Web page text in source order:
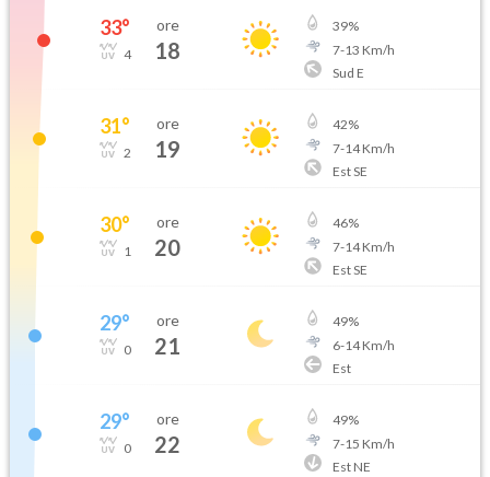
33°
4
ore
18
39%
7-13 Km/h
Sud E
31°
2
ore
19
42%
7-14Km/h
Est SE
30°
1
ore
20
46%
7-14Km/h
Est SE
29°
0
ore
21
49%
6-14Km/h
Est
29°
0
ore
22
49%
7-15 Km/h
Est NE